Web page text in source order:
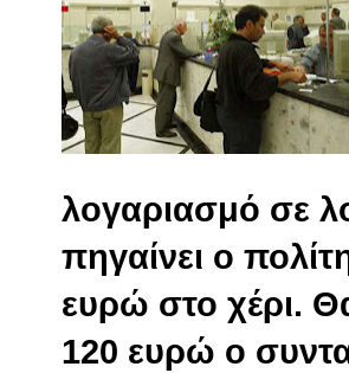
λογαριασμό σε
πηγαίνει ο
ευρώ στο χέρι.
120 ευρώ ο